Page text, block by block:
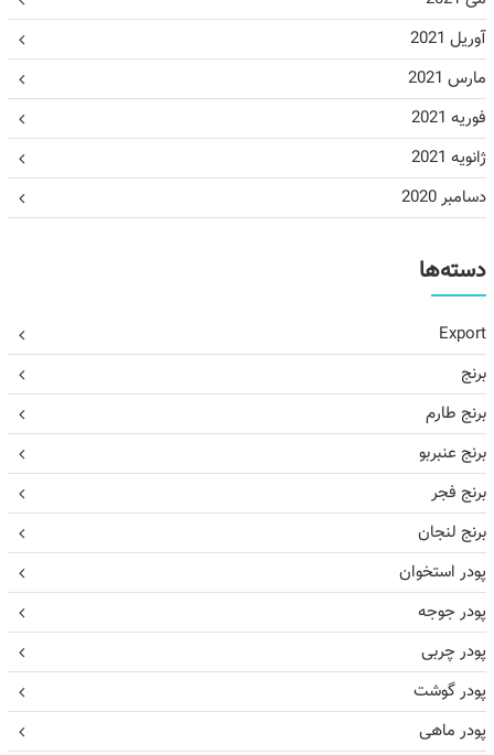
آوریل 2021
مارس 2021
فوریه 2021
ژانویه 2021
دسامبر 2020
دسته‌ها
Export
برنج
برنج طارم
برنج عنبربو
برنج فجر
برنج لنجان
پودر استخوان
پودر جوجه
پودر چربی
پودر گوشت
پودر ماهی